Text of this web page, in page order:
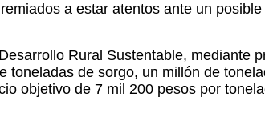
a estar atentos ante un
Rural Sustentable, mediante
de sorgo, un millón de
objetivo de 7 mil 200 pesos por